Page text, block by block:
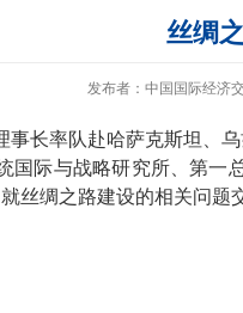
丝绸
发布者：中国国际经济
事长率队赴哈萨克斯坦、
国际与战略研究所、第
丝绸之路建设的相关问题